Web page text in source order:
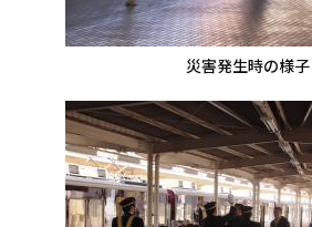
災害発生時の様子